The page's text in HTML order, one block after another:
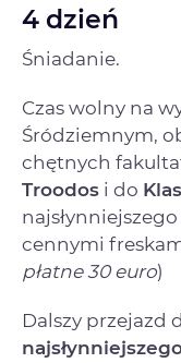
4 dzień
Śniadanie.
Czas wolny na
Śródziemnym,
chętnych
Troodos i do
cennymi
płatne 30 euro)
Dalszy przejazd